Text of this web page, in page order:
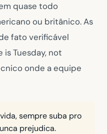
quase todo
ou britânico. As
fato verificável
is Tuesday, not
onde a equipe
sempre suba pro
prejudica.